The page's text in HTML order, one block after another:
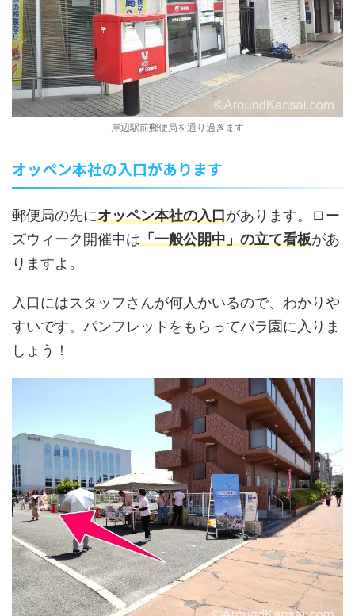
岸辺駅前郵便局を通り過ぎます
オッペン本社の入口があります
郵便局の先にオッペン本社の入口があります。ロー
ズウィーク開催中は「一般公開中」の立て看板があ
りますよ。
入口にはスタッフさんが何人かいるので、わかりや
すいです。パンフレットをもらってバラ園に入りま
しょう！